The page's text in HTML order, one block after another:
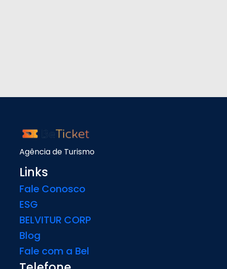
Agência de Turismo
Links
Fale Conosco
ESG
BELVITUR CORP
Blog
Fale com a Bel